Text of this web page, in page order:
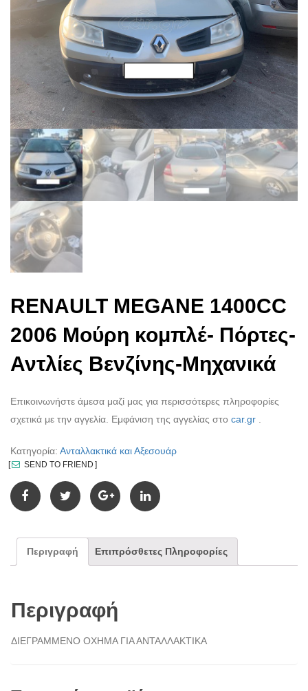
RENAULT MEGANE 1400CC
2006 Μούρη κομπλέ- Πόρτες-
Αντλίες Βενζίνης-Μηχανικά
Επικοινωνήστε άμεσα μαζί μας για περισσότερες πληροφορίες
σχετικά με την αγγελία. Εμφάνιση της αγγελίας στο car.gr .
Κατηγορία: Ανταλλακτικά και Αξεσουάρ
SEND TO FRIEND
Περιγραφή Επιπρόσθετες Πληροφορίες
Περιγραφή
ΔΙΕΓΡΑΜΜΕΝΟ ΟΧΗΜΑ ΓΙΑ ΑΝΤΑΛΛΑΚΤΙΚΑ